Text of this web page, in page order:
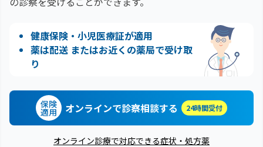
健康保険・小児医療証が適用
薬は配送 またはお近くの薬局で受け取
り
保険
適用 オンラインで診察相談する 24時間受付
オンライン診療で対応できる症状・処方薬